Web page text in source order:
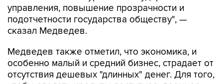
управления, повышение прозрачности и
подотчетности государства обществу", —
сказал Медведев.
Медведев также отметил, что экономика, и
особенно малый и средний бизнес, страдает от
отсутствия дешевых "длинных" денег. Для того,